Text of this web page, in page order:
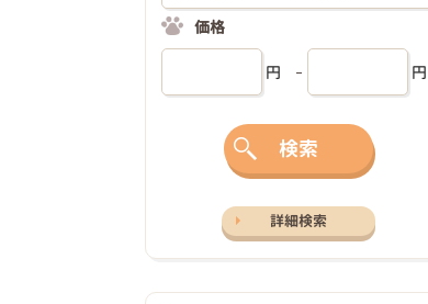
価格
円 円
検索
詳細検索